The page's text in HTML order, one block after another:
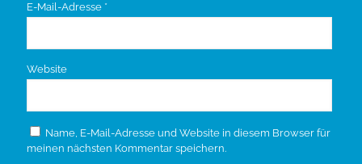
E-Mail-Adresse *
Website
Name, E-Mail-Adresse und Website in diesem Browser für
meinen nächsten Kommentar speichern.